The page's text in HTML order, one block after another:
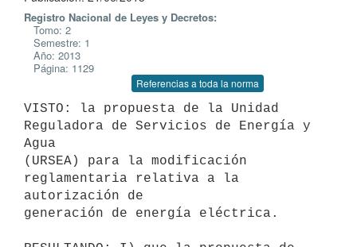
Registro Nacional de Leyes y Decretos:
Tomo: 2
Semestre: 1
Año: 2013
Página: 1129
Referencias a toda la norma
VISTO: la propuesta de la Unidad
Reguladora de Servicios de Energía y
Agua
(URSEA) para la modificación
reglamentaria relativa a la
autorización de
generación de energía eléctrica.